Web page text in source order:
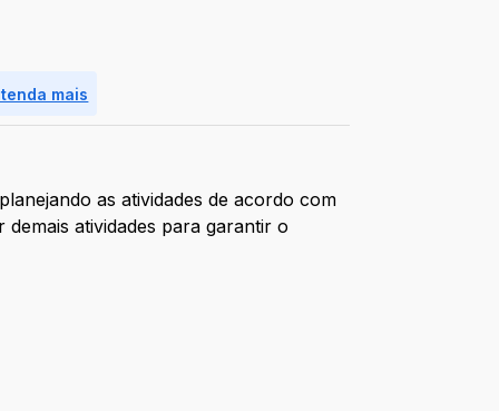
mais
as atividades de acordo com
atividades para garantir o